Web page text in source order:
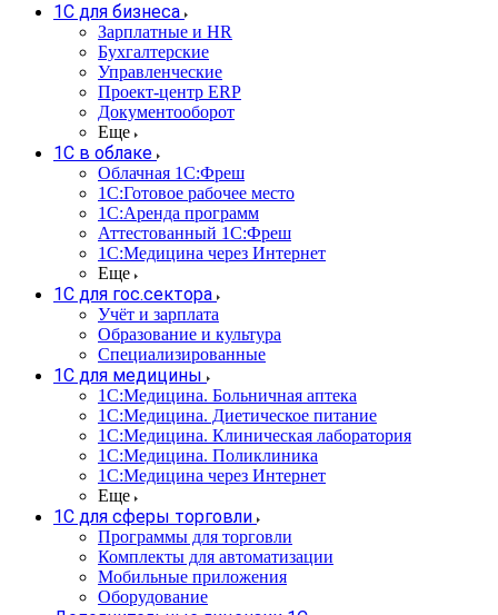
1С для бизнеса
Зарплатные и HR
Бухгалтерские
Управленческие
Проект-центр ERP
Документооборот
Еще
1C в облаке
Облачная 1С:Фреш
1С:Готовое рабочее место
1C:Аренда программ
Аттестованный 1С:Фреш
1С:Медицина через Интернет
Еще
1С для гос.сектора
Учёт и зарплата
Образование и культура
Специализированные
1С для медицины
1С:Медицина. Больничная аптека
1С:Медицина. Диетическое питание
1С:Медицина. Клиническая лаборатория
1С:Медицина. Поликлиника
1С:Медицина через Интернет
Еще
1С для сферы торговли
Программы для торговли
Комплекты для автоматизации
Мобильные приложения
Оборудование